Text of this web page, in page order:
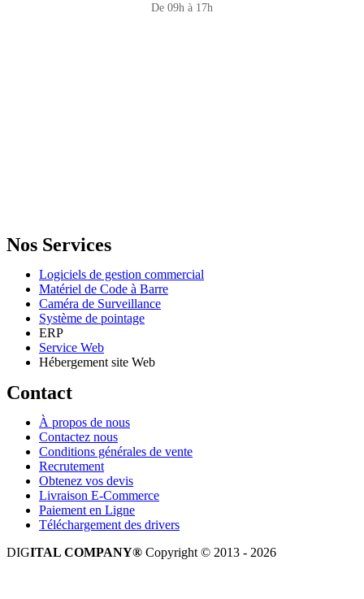
De 09h à 17h
Nos Services
Logiciels de gestion commercial
Matériel de Code à Barre
Caméra de Surveillance
Système de pointage
ERP
Service Web
Hébergement site Web
Contact
À propos de nous
Contactez nous
Conditions générales de vente
Recrutement
Obtenez vos devis
Livraison E-Commerce
Paiement en Ligne
Téléchargement des drivers
DIGITAL COMPANY® Copyright © 2013 - 2026